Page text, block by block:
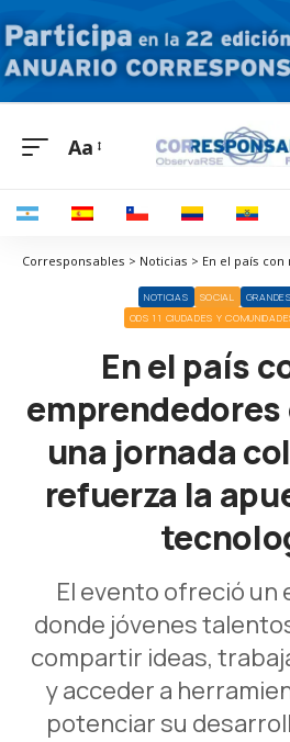
Aa
NOTICIAS SOCIAL
ODS 11 CIUDADES Y
En el país
emprendedores
una jornada
refuerza la
El evento ofreció un
donde jóvenes
compartir ideas,
y acceder a
potenciar su